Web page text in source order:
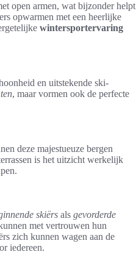
open armen, wat bijzonder helpt
opwarmen met een heerlijke
wintersportervaring
en uitstekende ski-
, maar vormen ook de perfecte
deze majestueuze bergen
is het uitzicht werkelijk
skiërs als gevorderde
met vertrouwen hun
zich kunnen wagen aan de
iedereen.